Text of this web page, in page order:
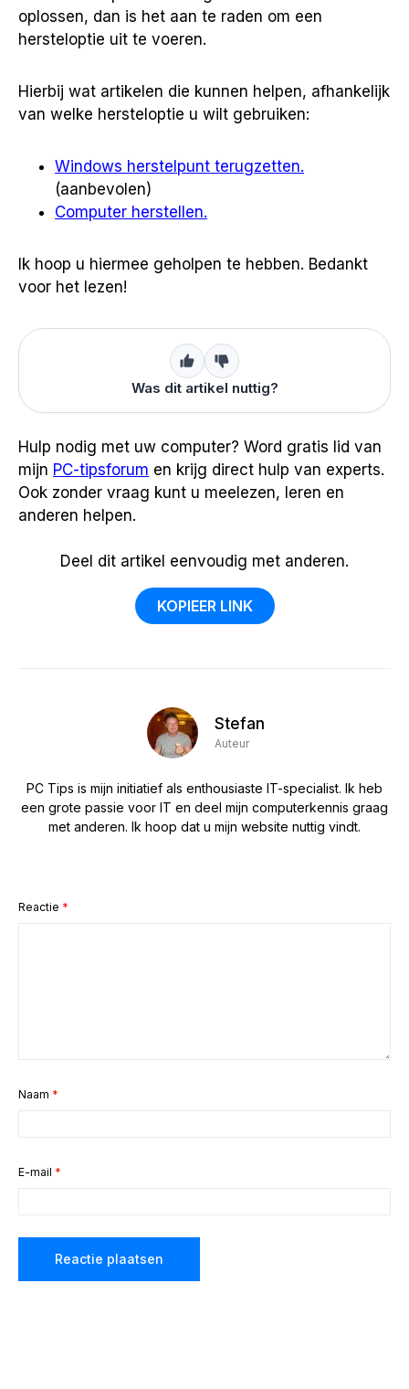
oplossen, dan is het aan te raden om een
hersteloptie uit te voeren.
Hierbij wat artikelen die kunnen helpen, afhankelijk
van welke hersteloptie u wilt gebruiken:
Windows herstelpunt terugzetten.
(aanbevolen)
Computer herstellen.
Ik hoop u hiermee geholpen te hebben. Bedankt
voor het lezen!
Was dit artikel nuttig?
Hulp nodig met uw computer? Word gratis lid van
mijn PC-tipsforum en krijg direct hulp van experts.
Ook zonder vraag kunt u meelezen, leren en
anderen helpen.
Deel dit artikel eenvoudig met anderen.
KOPIEER LINK
Stefan
Auteur
PC Tips is mijn initiatief als enthousiaste IT-specialist. Ik heb
een grote passie voor IT en deel mijn computerkennis graag
met anderen. Ik hoop dat u mijn website nuttig vindt.
Reactie *
Naam *
E-mail *